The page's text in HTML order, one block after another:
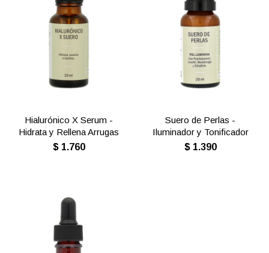
Hialurónico X Serum -
Hidrata y Rellena Arrugas
$ 1.760
Suero de Perlas -
Iluminador y Tonificador
$ 1.390